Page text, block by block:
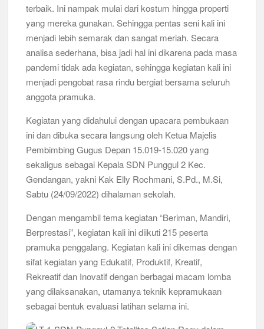
Ceria Bersama Pramuka Siaga: Membangun Generasi Tangguh
dan Berkarakter
Karena Karakter Tidak Dibentuk di Ruang Nyaman, LT-1
SDN Pagerwojo Hadir Menempa Ketangguhan
Gelar Musppanitera 2026, Kwarran Taman Cetak Pemimpin
Baru dan Perkuat Kolaborasi Lintas Pangkalan
Ajang Kompetensi Antar Ambalan II SMKN 2 Buduran 2026
Diwarnai Penampilan Tari Kreasi Berselendang
Musran X Kwarran Jabon Jadi Titik Awal Kebangkitan
Pramuka yang Lebih Inovatif dan Progresif
Peringanti Momentum Hardiknas, Kwarran Sedati Gelar Rapat
terbaik. Ini nampak mulai dari kostum hingga properti
yang mereka gunakan. Sehingga pentas seni kali ini
menjadi lebih semarak dan sangat meriah. Secara
analisa sederhana, bisa jadi hal ini dikarena pada masa
pandemi tidak ada kegiatan, sehingga kegiatan kali ini
menjadi pengobat rasa rindu bergiat bersama seluruh
anggota pramuka.
Kegiatan yang didahului dengan upacara pembukaan
ini dan dibuka secara langsung oleh Ketua Majelis
Pembimbing Gugus Depan 15.019-15.020 yang
sekaligus sebagai Kepala SDN Punggul 2 Kec.
Gendangan, yakni Kak Elly Rochmani, S.Pd., M.Si,
Sabtu (24/09/2022) dihalaman sekolah.
Dengan mengambil tema kegiatan “Beriman, Mandiri,
Berprestasi”, kegiatan kali ini diikuti 215 peserta
pramuka penggalang. Kegiatan kali ini dikemas dengan
sifat kegiatan yang Edukatif, Produktif, Kreatif,
Rekreatif dan Inovatif dengan berbagai macam lomba
yang dilaksanakan, utamanya teknik kepramukaan
sebagai bentuk evaluasi latihan selama ini.